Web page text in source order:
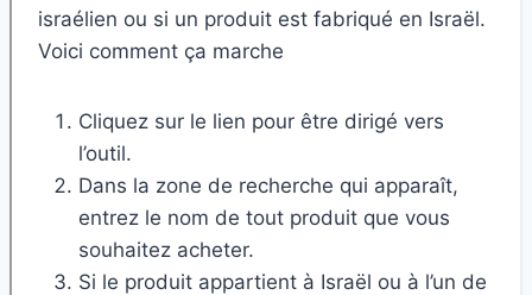
israélien ou si un produit est fabriqué en Israël.
Voici comment ça marche
Cliquez sur le lien pour être dirigé vers
l’outil.
Dans la zone de recherche qui apparaît,
entrez le nom de tout produit que vous
souhaitez acheter.
Si le produit appartient à Israël ou à l’un de